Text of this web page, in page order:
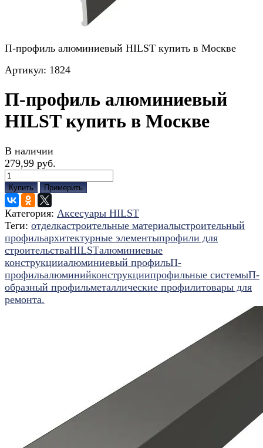
П-профиль алюминиевый HILST купить в Москве
Артикул: 1824
П-профиль алюминиевый
HILST купить в Москве
В наличии
279,99 руб.
Купить Примерить
Категория: Аксесуары HILST
Теги: отделкастроительные материалыстроительный
профильархитектурные элементыпрофили для
строительстваHILSTалюминиевые
конструкцииалюминиевый профильП-
профильалюминийконструкциипрофильные системыП-
образный профильметаллические профилитовары для
ремонта.